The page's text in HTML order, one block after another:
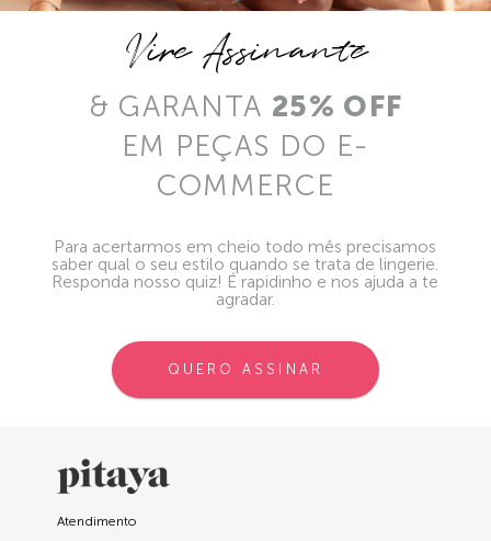
Vire Assinante
& GARANTA 25% OFF
EM PEÇAS DO E-
COMMERCE
Para acertarmos em cheio todo mês precisamos
saber qual o seu estilo quando se trata de lingerie.
Responda nosso quiz! É rapidinho e nos ajuda a te
agradar.
QUERO ASSINAR
Atendimento